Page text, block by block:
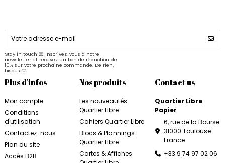
Stay in touch 💌 Inscrivez-vous à notre
newsletter et recevez un bon de réduction de
10% sur votre prochaine commande. De rien,
bisous 🫶
Plus d'infos
Mon compte
Conditions
d'utilisation
Contactez-nous
Plan du site
Accès B2B
Nos produits
Les nouveautés
Quartier Libre
Cahiers Quartier Libre
Blocs & Plannings
Quartier Libre
Cartes & Affiches
Contact us
Quartier Libre
Papier
6, rue de la Bourse
31000 Toulouse
France
+33 9 74 97 02 06